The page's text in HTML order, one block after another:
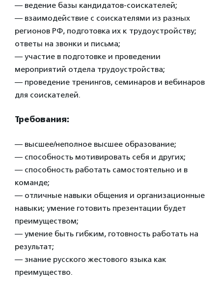
— ведение базы кандидатов-соискателей;
— взаимодействие с соискателями из разных
регионов РФ, подготовка их к трудоустройству;
ответы на звонки и письма;
— участие в подготовке и проведении
мероприятий отдела трудоустройства;
— проведение тренингов, семинаров и вебинаров
для соискателей.
Требования:
— высшее/неполное высшее образование;
— способность мотивировать себя и других;
— способность работать самостоятельно и в
команде;
— отличные навыки общения и организационные
навыки; умение готовить презентации будет
преимуществом;
— умение быть гибким, готовность работать на
результат;
— знание русского жестового языка как
преимущество.